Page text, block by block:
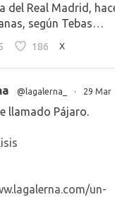
del Real Madrid,
según Tebas…
186 X
@lagalerna_ · 29 Mar
llamado Pájaro.
un-